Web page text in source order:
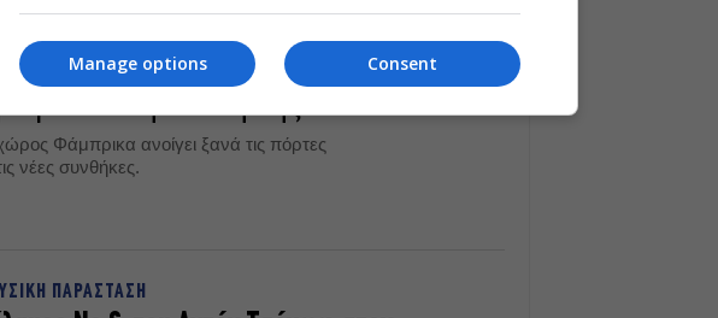
ανοίγει ξανά, με
στην αυλή της
Φάμπρικα ανοίγει ξανά τις πόρτες
νέες συνθήκες.
ΠΑΡΑΣΤΑΣΗ
Consent
Manage options